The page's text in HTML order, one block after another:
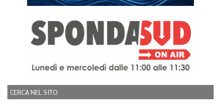
CERCA NEL SITO